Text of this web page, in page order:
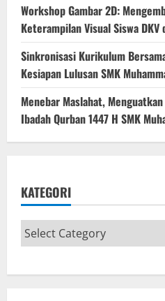
Workshop Gambar 2D:
Keterampilan Visual Siswa DKV
Sinkronisasi Kurikulum
Kesiapan Lulusan SMK
Menebar Maslahat,
Ibadah Qurban 1447 H SMK
KATEGORI